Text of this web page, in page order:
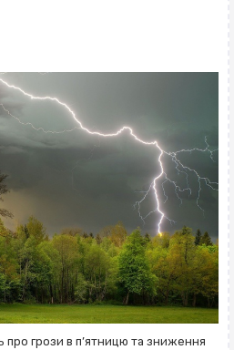
грози в п’ятницю та зниження